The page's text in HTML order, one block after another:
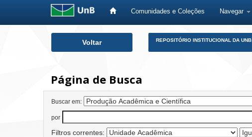
Comunidades e Coleções Navegar
Voltar REPOSITÓRIO INSTITUCIONAL DA UNB
Página de Busca
Buscar em:
por
Filtros correntes: